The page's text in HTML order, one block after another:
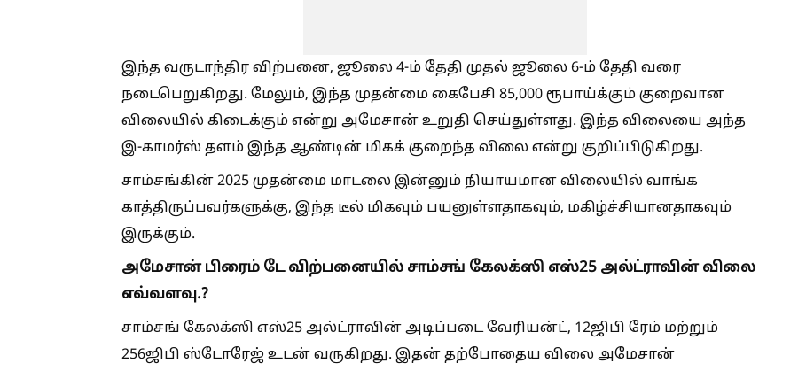
இந்த வருடாந்திர விற்பனை, ஜூலை 4-ம் தேதி முதல் ஜூலை 6-ம் தேதி வரை
நடைபெறுகிறது. மேலும், இந்த முதன்மை கைபேசி 85,000 ரூபாய்க்கும் குறைவான
விலையில் கிடைக்கும் என்று அமேசான் உறுதி செய்துள்ளது. இந்த விலையை அந்த
இ-காமர்ஸ் தளம் இந்த ஆண்டின் மிகக் குறைந்த விலை என்று குறிப்பிடுகிறது.
சாம்சங்கின் 2025 முதன்மை மாடலை இன்னும் நியாயமான விலையில் வாங்க
காத்திருப்பவர்களுக்கு, இந்த டீல் மிகவும் பயனுள்ளதாகவும், மகிழ்ச்சியானதாகவும்
இருக்கும்.
அமேசான் பிரைம் டே விற்பனையில் சாம்சங் கேலக்ஸி எஸ்25 அல்ட்ராவின் விலை
எவ்வளவு.?
சாம்சங் கேலக்ஸி எஸ்25 அல்ட்ராவின் அடிப்படை வேரியன்ட், 12ஜிபி ரேம் மற்றும்
256ஜிபி ஸ்டோரேஜ் உடன் வருகிறது. இதன் தற்போதைய விலை அமேசான்